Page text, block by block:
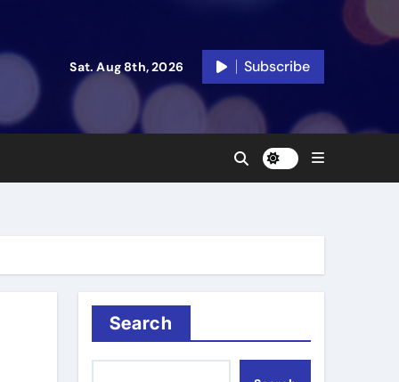
Sat. Aug 8th, 2026 Subscribe
Search